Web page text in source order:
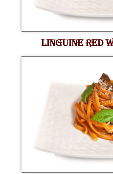
LINGUINE RED